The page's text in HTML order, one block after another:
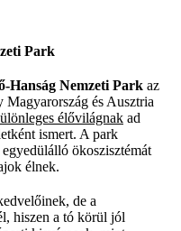
Park
Hanság Nemzeti Park az
és Ausztria
élővilágnak ad
ismert. A park
ökoszisztémát
élnek.
de a
hiszen a tó körül jól